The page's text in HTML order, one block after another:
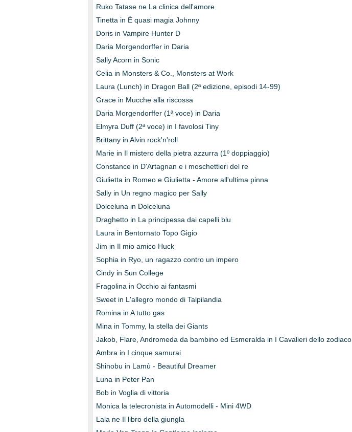
Ruko Tatase ne La clinica dell'amore
Tinetta in È quasi magia Johnny
Doris in Vampire Hunter D
Daria Morgendorffer in Daria
Sally Acorn in Sonic
Celia in Monsters & Co., Monsters at Work
Laura (Lunch) in Dragon Ball (2ª edizione, episodi 14-99)
Grace in Mucche alla riscossa
Daria Morgendorffer (1ª voce) in Daria
Elmyra Duff (2ª voce) in I favolosi Tiny
Brittany in Alvin rock'n'roll
Marie in Il mistero della pietra azzurra (1º doppiaggio)
Constance in D'Artagnan e i moschettieri del re
Giulietta in Romeo e Giulietta - Amore all'ultima pinna
Sally in Un regno magico per Sally
Dolceluna in Dolceluna
Draghetto in La principessa dai capelli blu
Laura in Bentornato Topo Gigio
Jim in Il mio amico Huck
Sophia in Ryo, un ragazzo contro un impero
Cindy in Sun College
Fragolina in Occhio ai fantasmi
Sweet in L'allegro mondo di Talpilandia
Romina in A tutto gas
Mina in Tommy, la stella dei Giants
Jakob, Flare, Andromeda da bambino ed Esmeralda in I Cavalieri dello zodiaco
Ambra in I cinque samurai
Shinobu in Lamù - Beautiful Dreamer
Luna in Peter Pan
Bob in Voglia di vittoria
Monica la telecronista in Automodelli - Mini 4WD
Lala ne Il libro della giungla